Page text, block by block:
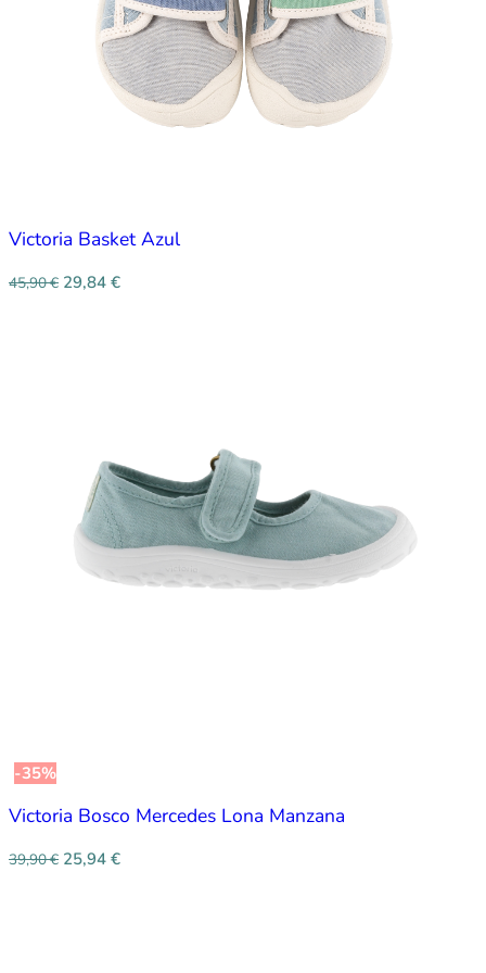
Victoria Basket Azul
45,90€ 29,84 €
-35%
Victoria Bosco Mercedes Lona Manzana
39,90€ 25,94 €